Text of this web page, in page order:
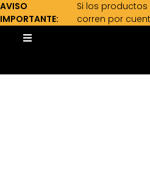
AVISO
IMPORTANTE:
Si los
corren por